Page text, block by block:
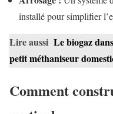
installé pour simplifier
Lire aussi Le biogaz
petit méthaniseur
Comment